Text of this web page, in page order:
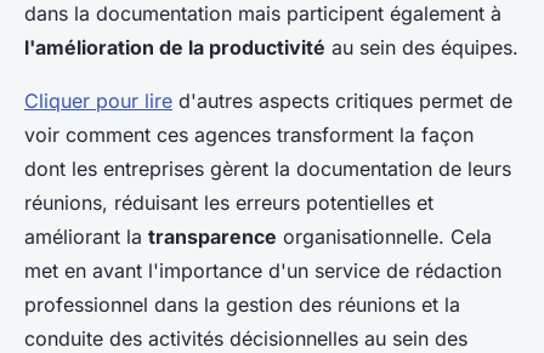
dans la documentation mais participent également à
l'amélioration de la productivité au sein des équipes.
Cliquer pour lire d'autres aspects critiques permet de
voir comment ces agences transforment la façon
dont les entreprises gèrent la documentation de leurs
réunions, réduisant les erreurs potentielles et
améliorant la transparence organisationnelle. Cela
met en avant l'importance d'un service de rédaction
professionnel dans la gestion des réunions et la
conduite des activités décisionnelles au sein des